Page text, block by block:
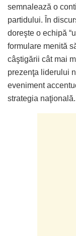
semnalează o
partidului. În
doreşte o echipă
formulare menită
câştigării cât mai
prezenţa liderului
eveniment
strategia naţională.